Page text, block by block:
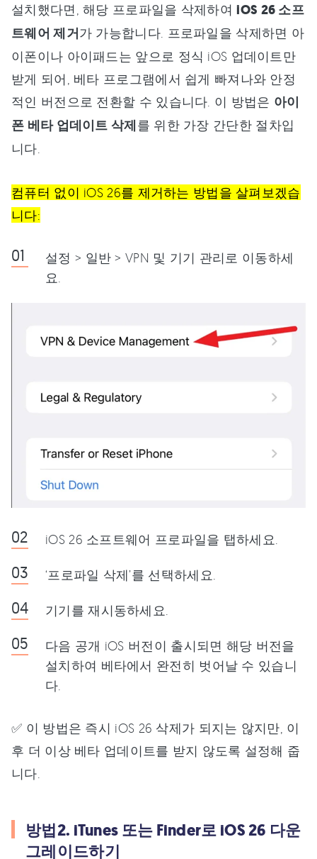
설치했다면, 해당 프로파일을 삭제하여iOS 26 소프
트웨어 제거가 가능합니다. 프로파일을 삭제하면 아
이폰이나 아이패드는 앞으로 정식 iOS 업데이트만
받게 되어, 베타 프로그램에서 쉽게 빠져나와 안정
적인 버전으로 전환할 수 있습니다. 이 방법은 아이
폰 베타 업데이트 삭제를 위한 가장 간단한 절차입
니다.
컴퓨터 없이 iOS 26를 제거하는 방법을 살펴보겠습
니다:
설정 > 일반 > VPN 및 기기 관리로 이동하세
요.
iOS 26 소프트웨어 프로파일을 탭하세요.
‘프로파일 삭제’를 선택하세요.
기기를 재시동하세요.
다음 공개 iOS 버전이 출시되면 해당 버전을
설치하여 베타에서 완전히 벗어날 수 있습니
다.
✅ 이 방법은 즉시 iOS 26 삭제가 되지는 않지만, 이
후 더 이상 베타 업데이트를 받지 않도록 설정해 줍
니다.
방법2. iTunes 또는 Finder로 iOS 26 다운
그레이드하기